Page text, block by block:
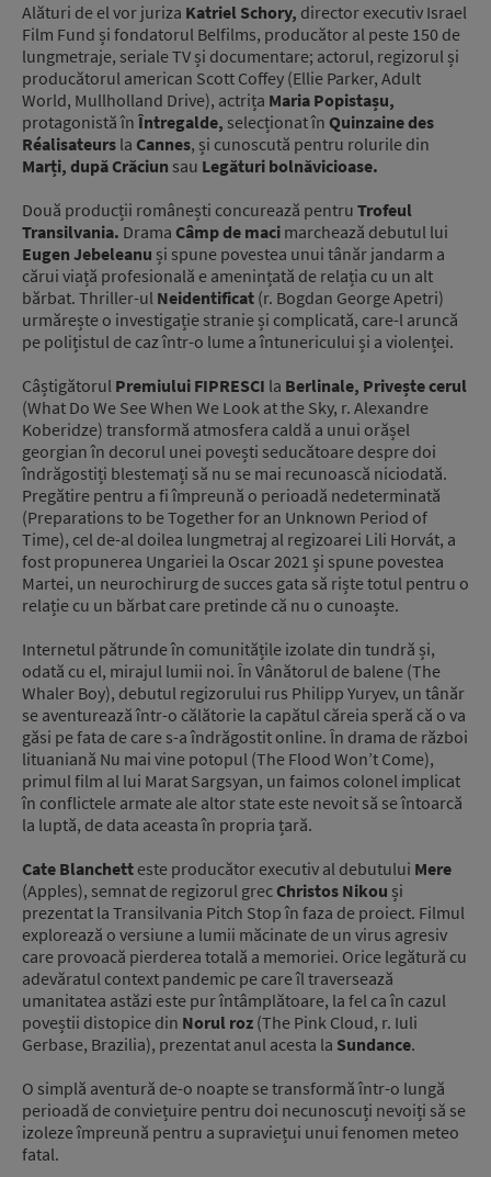
Alături de el vor juriza Katriel Schory, director executiv Israel
Film Fund și fondatorul Belfilms, producător al peste 150 de
lungmetraje, seriale TV și documentare; actorul, regizorul și
producătorul american Scott Coffey (Ellie Parker, Adult
World, Mullholland Drive), actrița Maria Popistașu,
protagonistă în Întregalde, selecționat în Quinzaine des
Réalisateurs la Cannes, și cunoscută pentru rolurile din
Marți, după Crăciun sau Legături bolnăvicioase.
Două producții românești concurează pentru Trofeul
Transilvania. Drama Câmp de maci marchează debutul lui
Eugen Jebeleanu și spune povestea unui tânăr jandarm a
cărui viață profesională e amenințată de relația cu un alt
bărbat. Thriller-ul Neidentificat (r. Bogdan George Apetri)
urmărește o investigație stranie și complicată, care-l aruncă
pe polițistul de caz într-o lume a întunericului și a violenței.
Câștigătorul Premiului FIPRESCI la Berlinale, Privește cerul
(What Do We See When We Look at the Sky, r. Alexandre
Koberidze) transformă atmosfera caldă a unui orășel
georgian în decorul unei povești seducătoare despre doi
îndrăgostiți blestemați să nu se mai recunoască niciodată.
Pregătire pentru a fi împreună o perioadă nedeterminată
(Preparations to be Together for an Unknown Period of
Time), cel de-al doilea lungmetraj al regizoarei Lili Horvát, a
fost propunerea Ungariei la Oscar 2021 și spune povestea
Martei, un neurochirurg de succes gata să riște totul pentru o
relație cu un bărbat care pretinde că nu o cunoaște.
Internetul pătrunde în comunitățile izolate din tundră și,
odată cu el, mirajul lumii noi. În Vânătorul de balene (The
Whaler Boy), debutul regizorului rus Philipp Yuryev, un tânăr
se aventurează într-o călătorie la capătul căreia speră că o va
găsi pe fata de care s-a îndrăgostit online. În drama de război
lituaniană Nu mai vine potopul (The Flood Won’t Come),
primul film al lui Marat Sargsyan, un faimos colonel implicat
în conflictele armate ale altor state este nevoit să se întoarcă
la luptă, de data aceasta în propria țară.
Cate Blanchett este producător executiv al debutului Mere
(Apples), semnat de regizorul grec Christos Nikou și
prezentat la Transilvania Pitch Stop în faza de proiect. Filmul
explorează o versiune a lumii măcinate de un virus agresiv
care provoacă pierderea totală a memoriei. Orice legătură cu
adevăratul context pandemic pe care îl traversează
umanitatea astăzi este pur întâmplătoare, la fel ca în cazul
poveștii distopice din Norul roz (The Pink Cloud, r. Iuli
Gerbase, Brazilia), prezentat anul acesta la Sundance.
O simplă aventură de-o noapte se transformă într-o lungă
perioadă de conviețuire pentru doi necunoscuți nevoiți să se
izoleze împreună pentru a supraviețui unui fenomen meteo
fatal.